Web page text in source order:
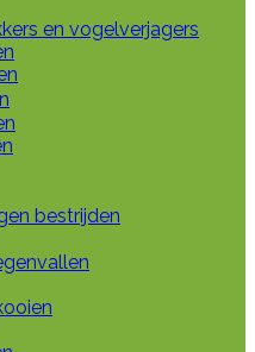
en vogelverjagers
bestrijden